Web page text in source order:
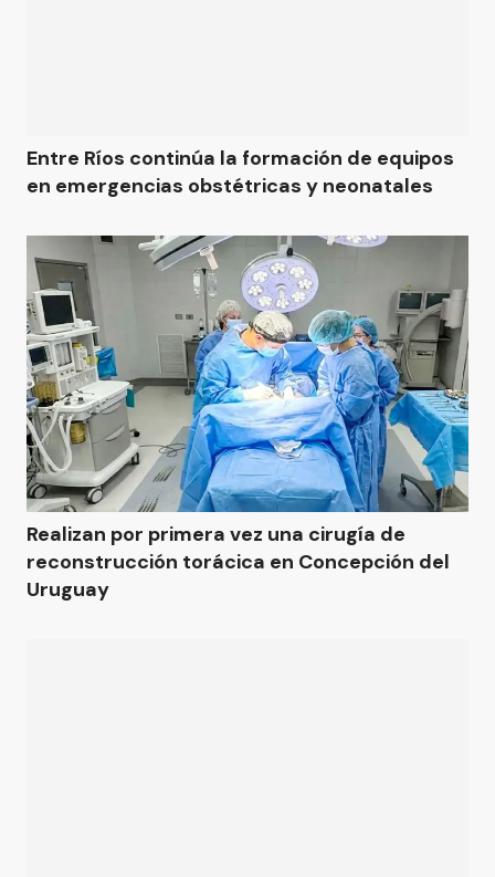
Entre Ríos continúa la formación de equipos
en emergencias obstétricas y neonatales
Realizan por primera vez una cirugía de
reconstrucción torácica en Concepción del
Uruguay